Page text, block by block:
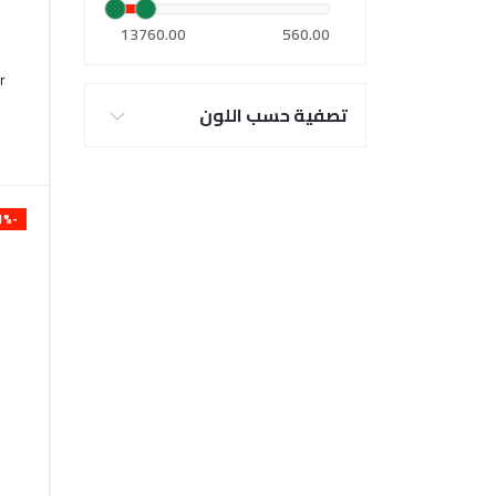
560.00
13760.00
تصفية حسب اللون
-1%